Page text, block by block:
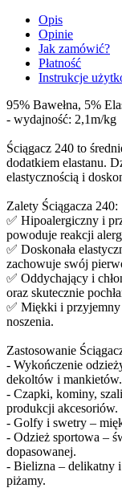
Opis
Opinie
Jak zamówić?
Płatność
Instrukcje
95% Bawełna, 5%
- wydajność: 2,1m/kg
Ściągacz 240 to
dodatkiem elastanu.
elastycznością i
Zalety Ściągacza 240:
✅ Hipoalergiczny i
powoduje reakcji
✅ Doskonała
zachowuje swój
✅ Oddychający i
oraz skutecznie
✅ Miękki i
noszenia.
Zastosowanie
- Wykończenie
dekoltów i mankietów.
- Czapki, kominy,
produkcji akcesoriów.
- Golfy i swetry –
- Odzież sportowa –
dopasowanej.
- Bielizna – delikatny
piżamy.